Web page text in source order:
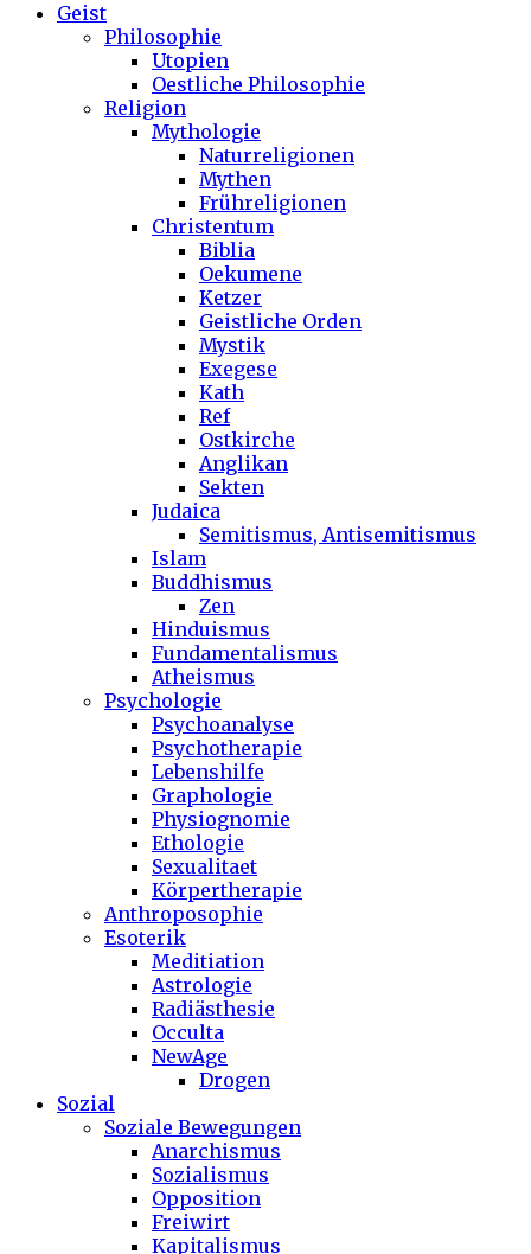
Geist
Philosophie
Utopien
Oestliche Philosophie
Religion
Mythologie
Naturreligionen
Mythen
Frühreligionen
Christentum
Biblia
Oekumene
Ketzer
Geistliche Orden
Mystik
Exegese
Kath
Ref
Ostkirche
Anglikan
Sekten
Judaica
Semitismus, Antisemitismus
Islam
Buddhismus
Zen
Hinduismus
Fundamentalismus
Atheismus
Psychologie
Psychoanalyse
Psychotherapie
Lebenshilfe
Graphologie
Physiognomie
Ethologie
Sexualitaet
Körpertherapie
Anthroposophie
Esoterik
Meditiation
Astrologie
Radiästhesie
Occulta
NewAge
Drogen
Sozial
Soziale Bewegungen
Anarchismus
Sozialismus
Opposition
Freiwirt
Kapitalismus